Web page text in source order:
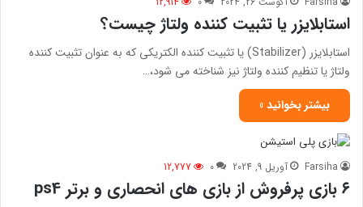
استابلایزر یا تثبیت کننده ولتاژ چیست؟
استابلایزر (Stabilizer) یا تثبیت کننده الکتریکی که به عنوان تثبیت کننده
ولتاژ یا تنظیم کننده ولتاژ نیز شناخته می شود،…
بیشتر بخوانید »
Farsiha آوریل 9, 2024 0
12,777
۶ بازی پرفروش از بازی های انحصاری و برتر ps4